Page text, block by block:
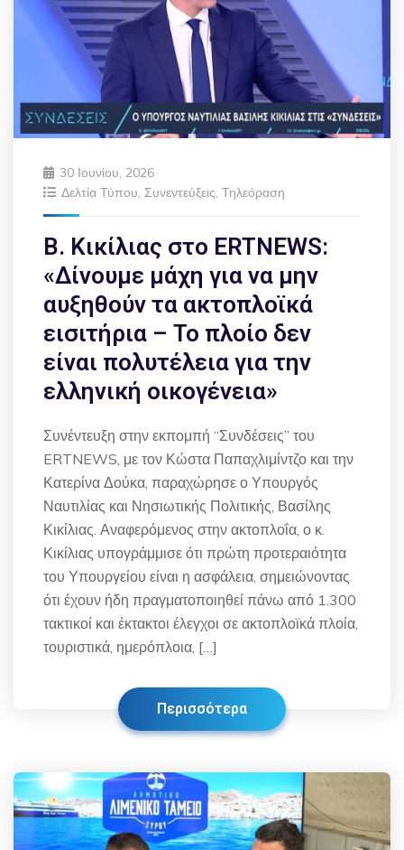
30 Ιουνίου, 2026
Δελτία Τύπου Συνεντεύξεις Τηλεόραση
Β. Κικίλιας στο ERTNEWS:
«Δίνουμε μάχη για να μην
αυξηθούν τα ακτοπλοϊκά
εισιτήρια – Το πλοίο δεν
είναι πολυτέλεια για την
ελληνική οικογένεια»
Συνέντευξη στην εκπομπή “Συνδέσεις” του
ERTNEWS, με τον Κώστα Παπαχλιμίντζο και την
Κατερίνα Δούκα, παραχώρησε ο Υπουργός
Ναυτιλίας και Νησιωτικής Πολιτικής, Βασίλης
Κικίλιας. Αναφερόμενος στην ακτοπλοΐα, ο κ.
Κικίλιας υπογράμμισε ότι πρώτη προτεραιότητα
του Υπουργείου είναι η ασφάλεια, σημειώνοντας
ότι έχουν ήδη πραγματοποιηθεί πάνω από 1.300
τακτικοί και έκτακτοι έλεγχοι σε ακτοπλοϊκά πλοία,
τουριστικά, ημερόπλοια, […]
Περισσότερα